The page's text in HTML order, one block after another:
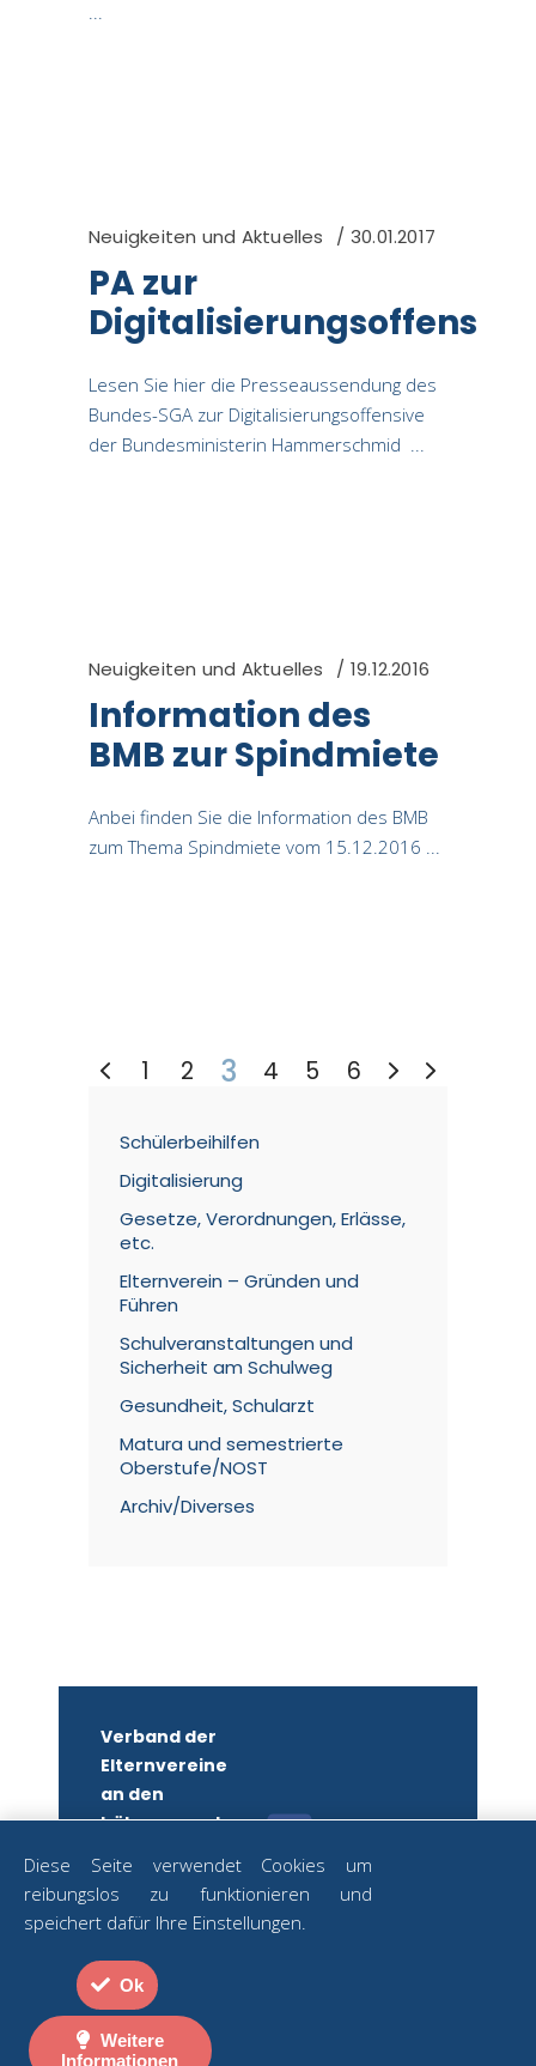
Neuigkeiten und Aktuelles 30.01.2017
PA zur
Digitalisierungsoffensive
Lesen Sie hier die Presseaussendung des
Bundes-SGA zur Digitalisierungsoffensive
der Bundesministerin Hammerschmid
Neuigkeiten und Aktuelles 19.12.2016
Information des
BMB zur Spindmiete
Anbei finden Sie die Information des BMB
zum Thema Spindmiete vom 15.12.2016
1 2 3 4 5 6
Schülerbeihilfen
Digitalisierung
Gesetze, Verordnungen, Erlässe,
etc.
Elternverein – Gründen und
Führen
Schulveranstaltungen und
Sicherheit am Schulweg
Gesundheit, Schularzt
Matura und semestrierte
Oberstufe/NOST
Archiv/Diverses
Verband der
Elternvereine
an den
höheren und
582879250
Strozzigasse
2
Diese Seite verwendet Cookies um
reibungslos zu funktionieren und
speichert dafür Ihre Einstellungen.
Ok
Informationen